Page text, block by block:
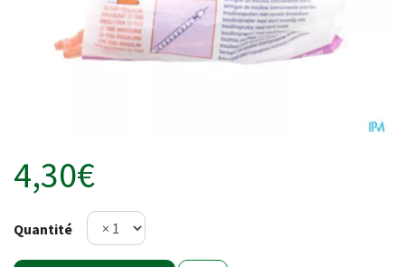
4,30€
Quantité